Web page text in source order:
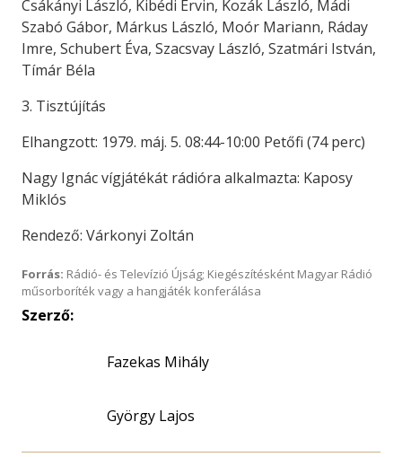
Csákányi László, Kibédi Ervin, Kozák László, Mádi
Szabó Gábor, Márkus László, Moór Mariann, Ráday
Imre, Schubert Éva, Szacsvay László, Szatmári István,
Tímár Béla
3. Tisztújítás
Elhangzott: 1979. máj. 5. 08:44-10:00 Petőfi (74 perc)
Nagy Ignác vígjátékát rádióra alkalmazta: Kaposy
Miklós
Rendező: Várkonyi Zoltán
Forrás: Rádió- és Televízió Újság; Kiegészítésként Magyar Rádió
műsorboríték vagy a hangjáték konferálása
Szerző:
Fazekas Mihály
György Lajos